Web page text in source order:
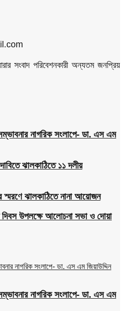
সংবাদ পরিবেশনকারী অন্যতম জনপ্রিয়
নাগরিক সংলাপে- ডা. এস এম
ঝালকাঠিতে ১১ দলীয়
ঝালকাঠিতে নানা আয়োজন
উপলক্ষে আলোচনা সভা ও দোয়া
নাগরিক সংলাপে- ডা. এস এম